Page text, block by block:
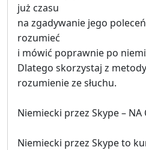
już czasu
na zgadywanie jego
rozumieć
i mówić poprawnie po
Dlatego skorzystaj z
rozumienie ze słuchu.
Niemiecki przez Skype – NA
Niemiecki przez Skype to